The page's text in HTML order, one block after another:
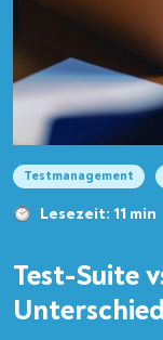
Testmanagement
Lesezeit: 11 min
Test-Suite